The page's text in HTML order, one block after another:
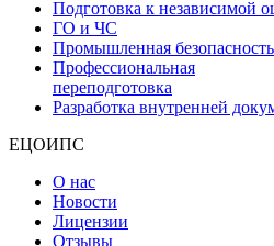
Подготовка к независимой
ГО и ЧС
Промышленная безопасность
Профессиональная
переподготовка
Разработка внутренней
ЕЦОИПС
О нас
Новости
Лицензии
Отзывы